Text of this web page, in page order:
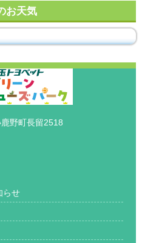
お天気
野町長留2518
らせ